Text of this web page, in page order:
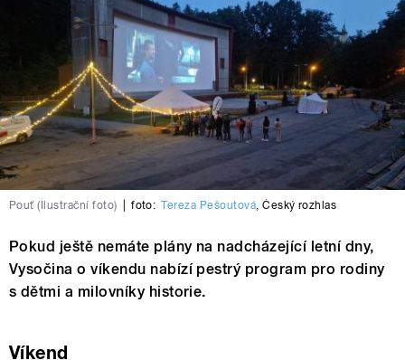
Pouť (Ilustrační foto) foto: Tereza Pešoutová,Český rozhlas
Pokud ještě nemáte plány na nadcházející letní dny,
Vysočina o víkendu nabízí pestrý program pro rodiny
s dětmi a milovníky historie.
Víkend